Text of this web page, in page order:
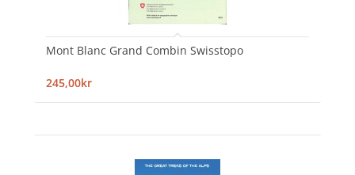
Mont Blanc Grand Combin Swisstopo
245,00kr